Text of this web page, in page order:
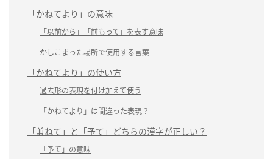
「かねてより」の意味
「以前から」「前もって」を表す意味
かしこまった場所で使用する言葉
「かねてより」の使い方
過去形の表現を付け加えて使う
「かねてより」は間違った表現？
「兼ねて」と「予て」どちらの漢字が正しい？
「予て」の意味